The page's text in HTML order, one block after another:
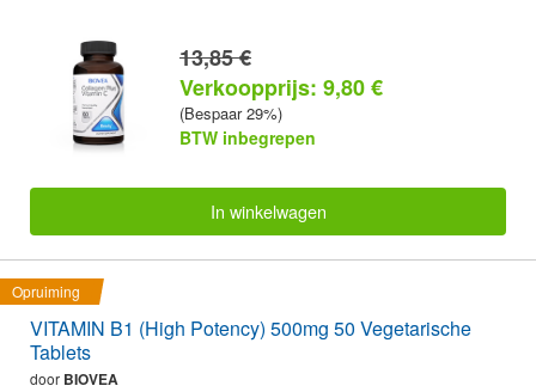
13,85 €
Verkoopprijs: 9,80 €
(Bespaar 29%)
BTW inbegrepen
In winkelwagen
Opruiming
VITAMIN B1 (High Potency) 500mg 50 Vegetarische
Tablets
door BIOVEA